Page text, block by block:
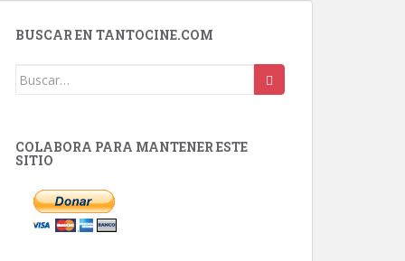
BUSCAR EN TANTOCINE.COM
Buscar:
COLABORA PARA MANTENER ESTE
SITIO